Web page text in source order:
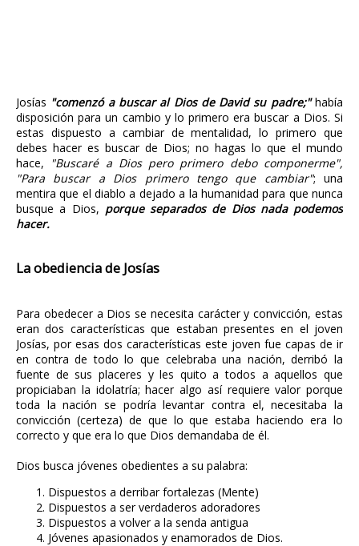
Josías "comenzó a buscar al Dios de David su padre;"había
disposición para un cambio y lo primero era buscar a Dios. Si
estas dispuesto a cambiar de mentalidad, lo primero que
debes hacer es buscar de Dios; no hagas lo que el mundo
hace, "Buscaré a Dios pero primero debo componerme",
"Para buscar a Dios primero tengo que cambiar"; una
mentira que el diablo a dejado a la humanidad para que nunca
busque a Dios, porque separados de Dios nada podemos
hacer.
La obediencia de Josías
Para obedecer a Dios se necesita carácter y convicción, estas
eran dos características que estaban presentes en el joven
Josías, por esas dos características este joven fue capas de ir
en contra de todo lo que celebraba una nación, derribó la
fuente de sus placeres y les quito a todos a aquellos que
propiciaban la idolatría; hacer algo así requiere valor porque
toda la nación se podría levantar contra el, necesitaba la
convicción (certeza) de que lo que estaba haciendo era lo
correcto y que era lo que Dios demandaba de él.
Dios busca jóvenes obedientes a su palabra:
Dispuestos a derribar fortalezas (Mente)
Dispuestos a ser verdaderos adoradores
Dispuestos a volver a la senda antigua
Jóvenes apasionados y enamorados de Dios.